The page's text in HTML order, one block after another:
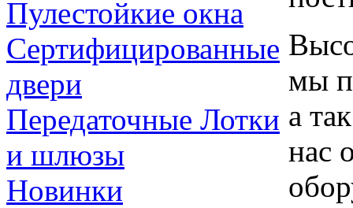
Пулестойкие окна
Сертифицированные
двери
Передаточные Лотки
и шлюзы
Новинки
мы
а
нас